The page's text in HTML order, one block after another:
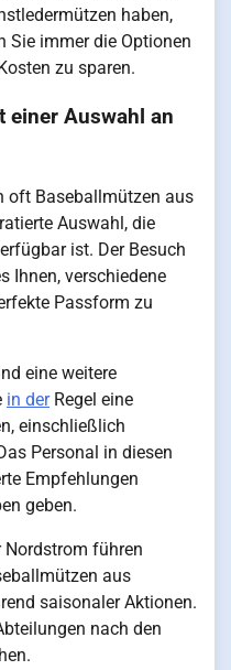
haben,
Sie immer die Optionen
zu sparen.
einer Auswahl an
oft Baseballmützen aus
Auswahl, die
ist. Der Besuch
Ihnen, verschiedene
Passform zu
eine weitere
in derRegel eine
einschließlich
Personal in diesen
Empfehlungen
geben.
Nordstrom führen
aus
saisonaler Aktionen.
nach den